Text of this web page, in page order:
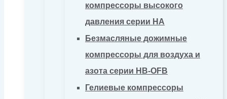
компрессоры высокого
давления серии HA
Безмасляные дожимные
компрессоры для воздуха и
азота серии HB-OFB
Гелиевые компрессоры